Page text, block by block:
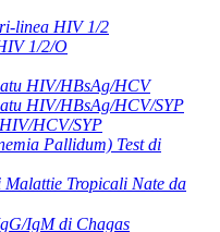
linea HIV 1/2
1/2/O
HIV/HBsAg/HCV
HIV/HBsAg/HCV/SYP
HCV/SYP
Pallidum) Test di
Malattie Tropicali Nate da
IgM di Chagas